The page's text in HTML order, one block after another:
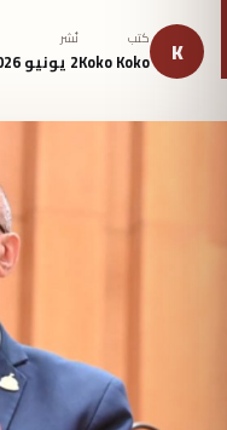
K كتب
Koko Koko
نُشر
2 يونيو 2026 - 7:54 م